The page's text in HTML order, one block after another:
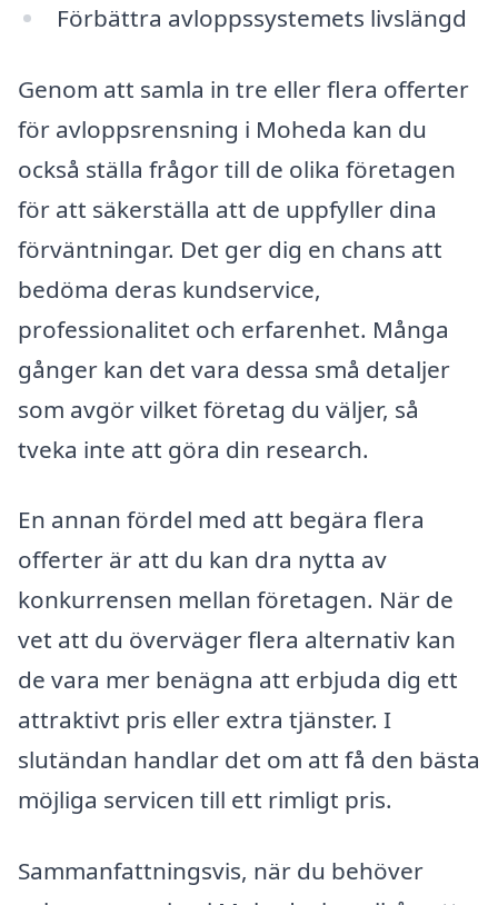
Förbättra avloppssystemets livslängd
Genom att samla in tre eller flera offerter
för avloppsrensning i Moheda kan du
också ställa frågor till de olika företagen
för att säkerställa att de uppfyller dina
förväntningar. Det ger dig en chans att
bedöma deras kundservice,
professionalitet och erfarenhet. Många
gånger kan det vara dessa små detaljer
som avgör vilket företag du väljer, så
tveka inte att göra din research.
En annan fördel med att begära flera
offerter är att du kan dra nytta av
konkurrensen mellan företagen. När de
vet att du överväger flera alternativ kan
de vara mer benägna att erbjuda dig ett
attraktivt pris eller extra tjänster. I
slutändan handlar det om att få den bästa
möjliga servicen till ett rimligt pris.
Sammanfattningsvis, när du behöver